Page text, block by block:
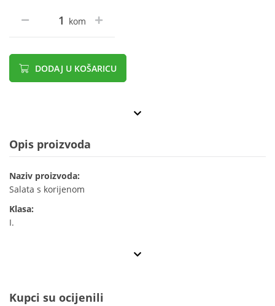
kom
DODAJ U KOŠARICU
Opis proizvoda
Naziv proizvoda:
Salata s korijenom
Klasa:
I.
Kupci su ocijenili